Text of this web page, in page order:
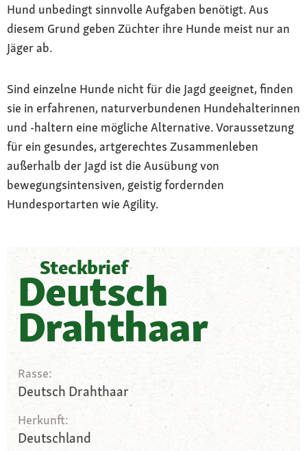
Hund unbedingt sinnvolle Aufgaben benötigt. Aus
diesem Grund geben Züchter ihre Hunde meist nur an
Jäger ab.
Sind einzelne Hunde nicht für die Jagd geeignet, finden
sie in erfahrenen, naturverbundenen Hundehalterinnen
und -haltern eine mögliche Alternative. Voraussetzung
für ein gesundes, artgerechtes Zusammenleben
außerhalb der Jagd ist die Ausübung von
bewegungsintensiven, geistig fordernden
Hundesportarten wie Agility.
Steckbrief
Deutsch
Drahthaar
Rasse:
Deutsch Drahthaar
Herkunft:
Deutschland